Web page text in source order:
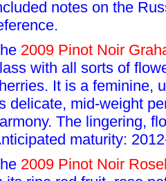
notes on the
2009 Pinot Noir
with all sorts of
It is a feminine,
delicate, mid-weight
The lingering,
maturity:
2009 Pinot Noir